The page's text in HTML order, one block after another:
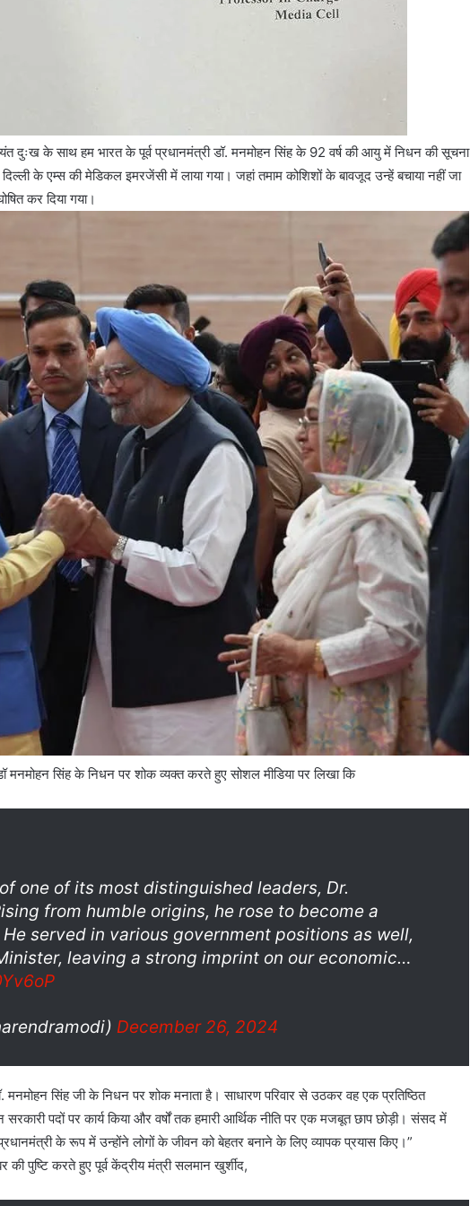
दुःख के साथ हम भारत के पूर्व प्रधानमंत्री डॉ. मनमोहन सिंह के 92 वर्ष की आयु में निधन की सूचना
के एम्स की मेडिकल इमरजेंसी में लाया गया। जहां तमाम कोशिशों के बावजूद उन्हें बचाया नहीं जा
कर दिया गया।
मनमोहन सिंह के निधन पर शोक व्यक्त करते हुए सोशल मीडिया पर लिखा कि
one of its most distinguished leaders, Dr.
from humble origins, he rose to become a
served in various government positions as well,
leaving a strong imprint on our economic…
December 26, 2024
सिंह जी के निधन पर शोक मनाता है। साधारण परिवार से उठकर वह एक प्रतिष्ठित
सरकारी पदों पर कार्य किया और वर्षों तक हमारी आर्थिक नीति पर एक मजबूत छाप छोड़ी। संसद में
के रूप में उन्होंने लोगों के जीवन को बेहतर बनाने के लिए व्यापक प्रयास किए।”
पुष्टि करते हुए पूर्व केंद्रीय मंत्री सलमान खुर्शीद,